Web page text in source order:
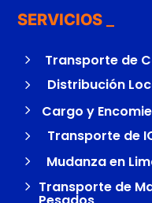
SERVICIOS
5 Transporte de
5 Distribución
5 Cargo y
5 Transporte de
5 Mudanza en
5 Transporte de